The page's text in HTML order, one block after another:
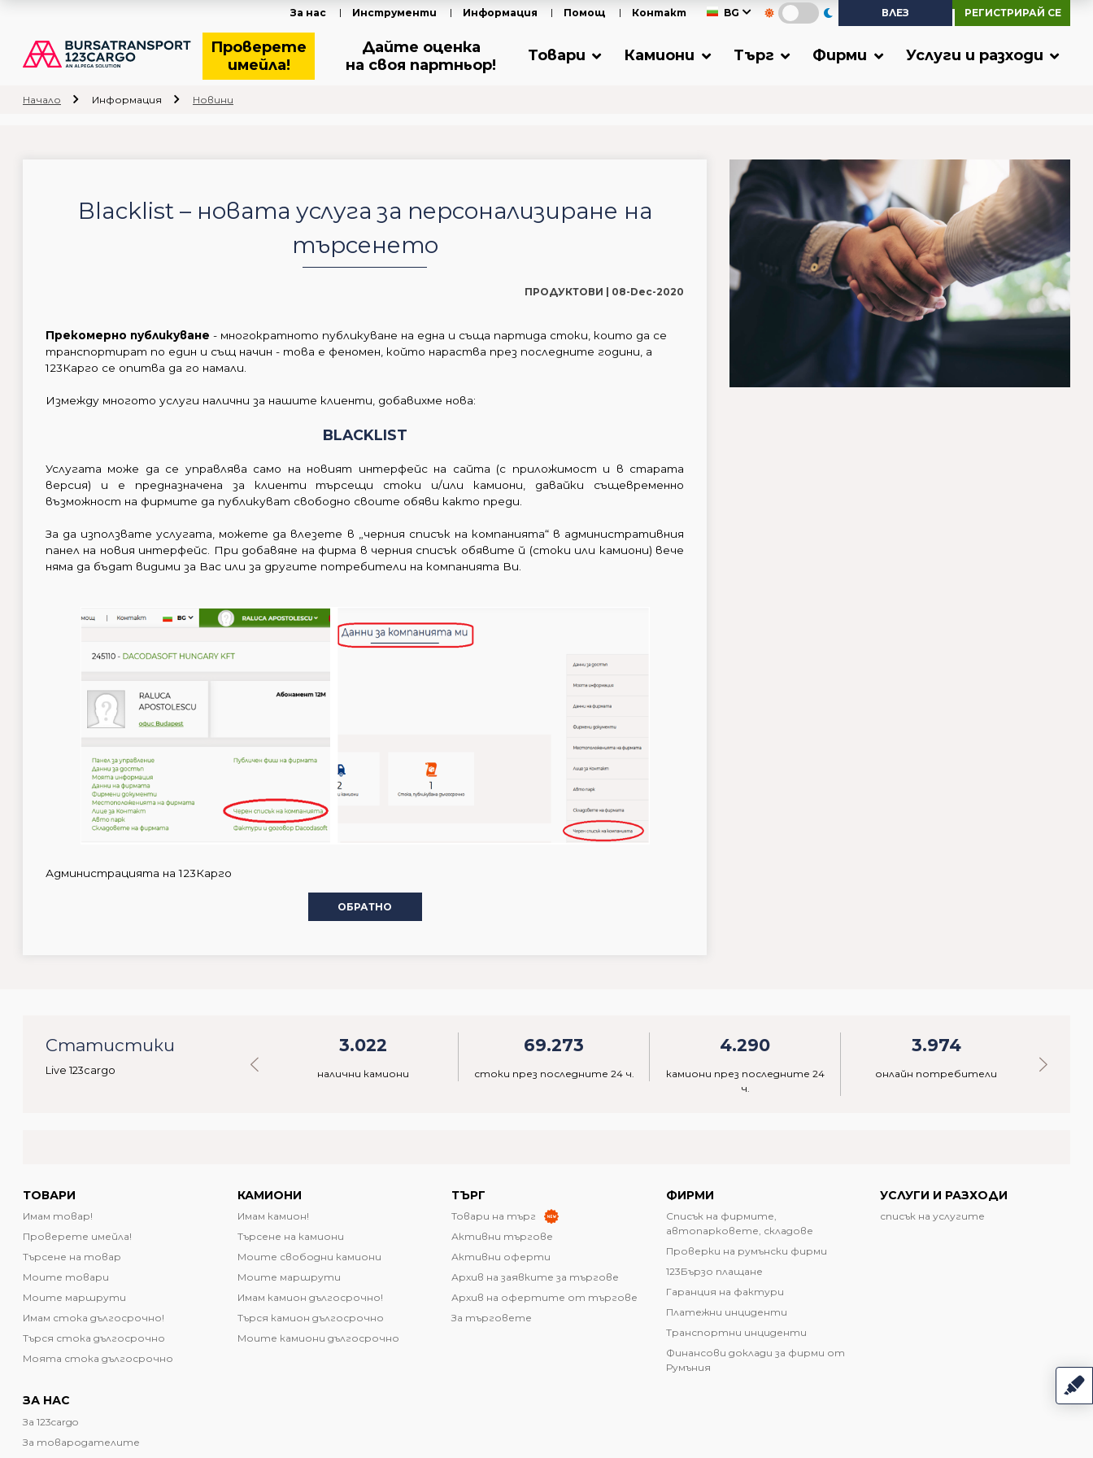
ВЛЕЗ
РЕГИСТРИРАЙ СЕ
BG
За нас Инструменти Информация Помощ Контакт
Проверете
имейла!
Дайте оценка
на своя партньор!
Товари Камиони Търг Фирми Услуги и разходи
Начало Информация Новини
Blacklist – новата услуга за персонализиране на
търсенето
ПРОДУКТОВИ | 08-Dec-2020
Прекомерно публикуване - многократното публикуване на една и съща партида стоки, които да се
транспортират по един и същ начин - това е феномен, който нараства през последните години, а
123Карго се опитва да го намали.
Измежду многото услуги налични за нашите клиенти, добавихме нова:
BLACKLIST
Услугата може да се управлява само на новият интерфейс на сайта (с приложимост и в старата
версия) и е предназначена за клиенти търсещи стоки и/или камиони, давайки същевременно
възможност на фирмите да публикуват свободно своите обяви както преди.
За да използвате услугата, можете да влезете в „черния списък на компанията“ в административния
панел на новия интерфейс. При добавяне на фирма в черния списък обявите й (стоки или камиони) вече
няма да бъдат видими за Вас или за другите потребители на компанията Ви.
Администрацията на 123Карго
ОБРАТНО
Статистики
Live 123cargo
50.542 3.022
налични камиони
69.273
стоки през последните 24 ч.
4.290
камиони през последните 24
ч.
3.974
онлайн потребители
ТОВАРИ
Имам товар!
Проверете имейла!
Търсене на товар
Моите товари
Моите маршрути
Имам стока дългосрочно!
Търся стока дългосрочно
Моята стока дългосрочно
КАМИОНИ
Имам камион!
Търсене на камиони
Моите свободни камиони
Моите маршрути
Имам камион дългосрочно!
Търся камион дългосрочно
Моите камиони дългосрочно
ТЪРГ
Товари на търг
Активни търгове
Активни оферти
Архив на заявките за търгове
Архив на офертите от търгове
За търговете
ФИРМИ
Списък на фирмите,
автопарковете, складове
Проверки на румънски фирми
123Бързо плащане
Гаранция на фактури
Платежни инциденти
Транспортни инциденти
Финансови доклади за фирми от
Румъния
УСЛУГИ И РАЗХОДИ
списък на услугите
ЗА НАС
За 123cargo
За товародателите